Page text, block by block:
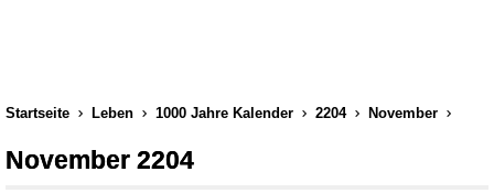
Startseite Leben 1000 Jahre Kalender 2204 November
November 2204